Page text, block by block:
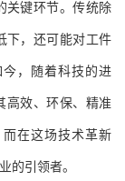
关键环节。传统除
下，还可能对工件
，随着科技的进
效、环保、精准
在这场技术革新
的引领者。